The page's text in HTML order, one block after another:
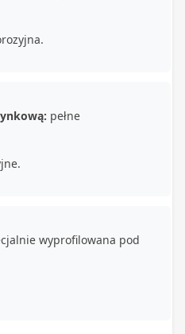
pełne
wyprofilowana pod